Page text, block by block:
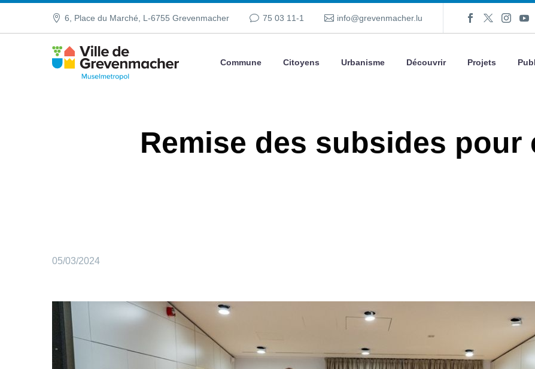
6, Place du Marché, L-6755 Grevenmacher 75 03 11-1 info@grevenmacher.lu
Commune Citoyens Urbanisme Découvrir Projets
Remise des subsides pour
05/03/2024